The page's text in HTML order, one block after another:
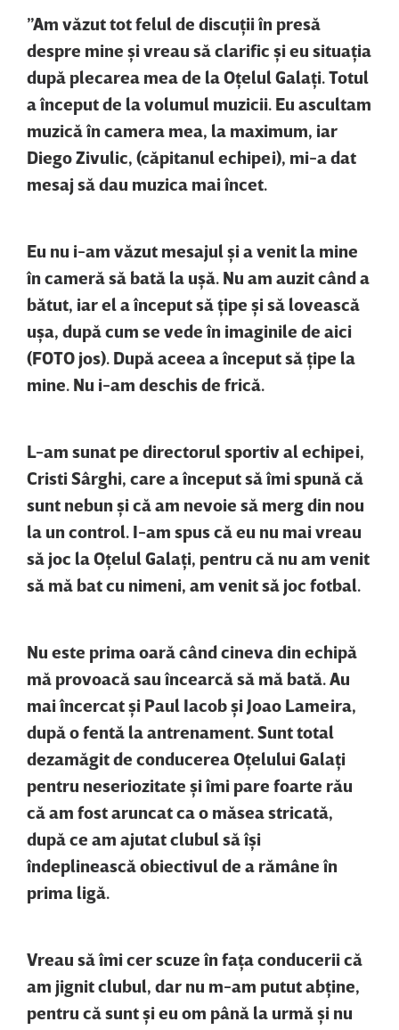
”Am văzut tot felul de discuţii în presă
despre mine şi vreau să clarific şi eu situaţia
după plecarea mea de la Oţelul Galaţi. Totul
a început de la volumul muzicii. Eu ascultam
muzică în camera mea, la maximum, iar
Diego Zivulic, (căpitanul echipei), mi-a dat
mesaj să dau muzica mai încet.
Eu nu i-am văzut mesajul şi a venit la mine
în cameră să bată la uşă. Nu am auzit când a
bătut, iar el a început să ţipe şi să lovească
uşa, după cum se vede în imaginile de aici
(FOTO jos). După aceea a început să ţipe la
mine. Nu i-am deschis de frică.
L-am sunat pe directorul sportiv al echipei,
Cristi Sârghi, care a început să îmi spună că
sunt nebun şi că am nevoie să merg din nou
la un control. I-am spus că eu nu mai vreau
să joc la Oţelul Galaţi, pentru că nu am venit
să mă bat cu nimeni, am venit să joc fotbal.
Nu este prima oară când cineva din echipă
mă provoacă sau încearcă să mă bată. Au
mai încercat şi Paul Iacob şi Joao Lameira,
după o fentă la antrenament. Sunt total
dezamăgit de conducerea Oţelului Galaţi
pentru neseriozitate şi îmi pare foarte rău
că am fost aruncat ca o măsea stricată,
după ce am ajutat clubul să îşi
îndeplinească obiectivul de a rămâne în
prima ligă.
Vreau să îmi cer scuze în faţa conducerii că
am jignit clubul, dar nu m-am putut abţine,
pentru că sunt şi eu om până la urmă şi nu